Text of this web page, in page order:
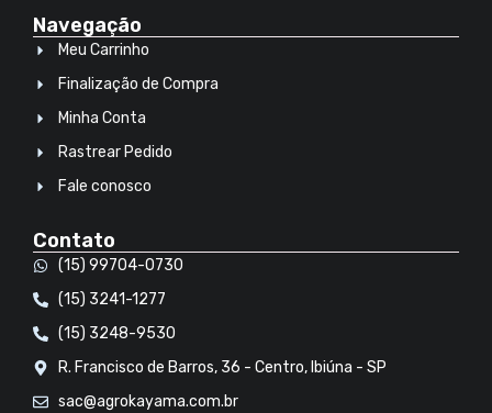
Navegação
Meu Carrinho
Finalização de Compra
Minha Conta
Rastrear Pedido
Fale conosco
Contato
(15) 99704-0730
(15) 3241-1277
(15) 3248-9530
R. Francisco de Barros, 36 - Centro, Ibiúna - SP
sac@agrokayama.com.br